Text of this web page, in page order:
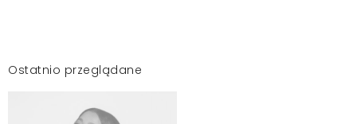
Ostatnio przeglądane